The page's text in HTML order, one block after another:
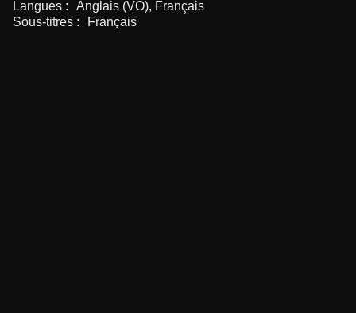
Langues :
Anglais (VO), Français
Sous-titres :
Français